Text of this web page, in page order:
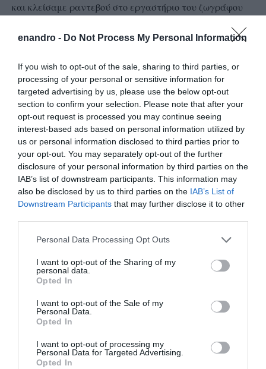
enandro - Do Not Process My Personal Information
If you wish to opt-out of the sale, sharing to third parties, or
processing of your personal or sensitive information for
targeted advertising by us, please use the below opt-out
section to confirm your selection. Please note that after your
opt-out request is processed you may continue seeing
interest-based ads based on personal information utilized by
us or personal information disclosed to third parties prior to
your opt-out. You may separately opt-out of the further
disclosure of your personal information by third parties on the
IAB’s list of downstream participants. This information may
also be disclosed by us to third parties on the IAB’s List of
Downstream Participants that may further disclose it to other
Please note that this website/app uses one or more Google
not limited to your visit or usage behaviour. You may click to
grant or deny consent to Google and its third-party tags to
use your data for below specified purposes in below Google
consent section.
Personal Data Processing Opt Outs
I want to opt-out of the Sharing of my
personal data.
Opted In
I want to opt-out of the Sale of my
Personal Data.
Opted In
I want to opt-out of processing my
Personal Data for Targeted Advertising.
Opted In
και κλείσαμε ραντεβού στο εργαστήριο του ζωγράφου
διάρκεσε πάνω δύο ώρες. Και βοήθησε να ανακαλύψω
ζωγράφο. Έναν ζωγράφο “μπεστ-σέλερ”, αν σκεφτεί
κανείς πως έχει πουλήσει πάνω από 10.000 πίνακες και
έχει κάνει πάνω από 100 εκθέσεις σε όλη την Ελλάδα
και την Κύπρο. Αλλά και στο εξωτερικό. Από τη Νέα
Υόρκη και την Φιλαδέλφεια μέχρι τις Βρυξέλες και τη
Ρώμη.